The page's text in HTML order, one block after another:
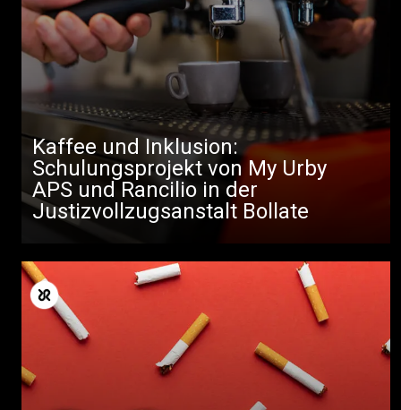
Kaffee und Inklusion:
Schulungsprojekt von My Urby
APS und Rancilio in der
Justizvollzugsanstalt Bollate